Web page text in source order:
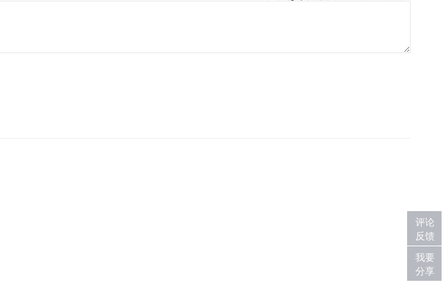
评论
反馈
我要
分享